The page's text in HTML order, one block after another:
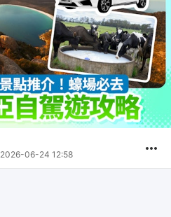
2026-06-24 12:58